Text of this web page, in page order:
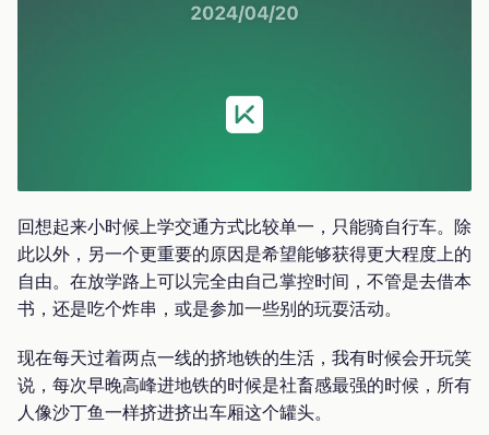
回想起来小时候上学交通方式比较单一，只能骑自行车。除
此以外，另一个更重要的原因是希望能够获得更大程度上的
自由。在放学路上可以完全由自己掌控时间，不管是去借本
书，还是吃个炸串，或是参加一些别的玩耍活动。
现在每天过着两点一线的挤地铁的生活，我有时候会开玩笑
说，每次早晚高峰进地铁的时候是社畜感最强的时候，所有
人像沙丁鱼一样挤进挤出车厢这个罐头。